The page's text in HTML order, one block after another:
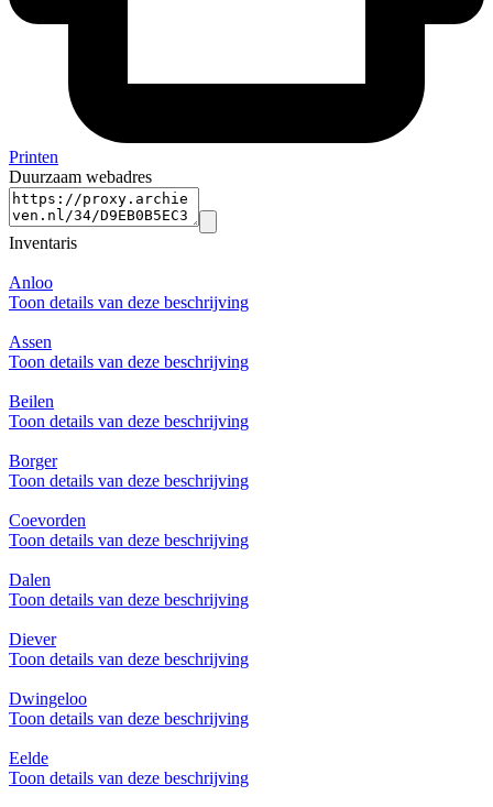
Printen
Duurzaam webadres
Inventaris
Anloo
Toon details van deze beschrijving
Assen
Toon details van deze beschrijving
Beilen
Toon details van deze beschrijving
Borger
Toon details van deze beschrijving
Coevorden
Toon details van deze beschrijving
Dalen
Toon details van deze beschrijving
Diever
Toon details van deze beschrijving
Dwingeloo
Toon details van deze beschrijving
Eelde
Toon details van deze beschrijving